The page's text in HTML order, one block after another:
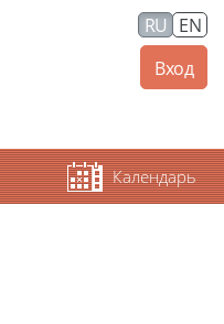
Вход
RU EN
Календарь